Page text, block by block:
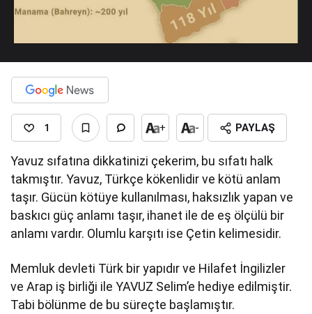
1 + - PAYLAŞ
Yavuz sıfatına dikkatinizi çekerim, bu sıfatı halk
takmıştır. Yavuz, Türkçe kökenlidir ve kötü anlam
taşır. Gücün kötüye kullanılması, haksızlık yapan ve
baskıcı güç anlamı taşır, ihanet ile de eş ölçülü bir
anlamı vardır. Olumlu karşıtı ise Çetin kelimesidir.
Memluk devleti Türk bir yapıdır ve Hilafet İngilizler
ve Arap iş birliği ile YAVUZ Selim’e hediye edilmiştir.
Tabi bölünme de bu süreçte başlamıştır.